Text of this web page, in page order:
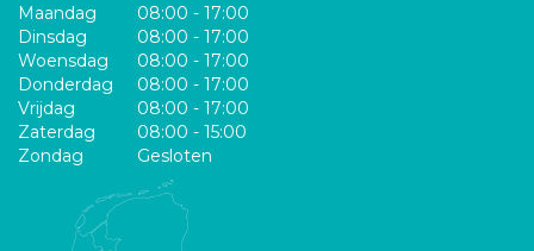
Maandag
08:00 - 17:00
Dinsdag
08:00 - 17:00
Woensdag
08:00 - 17:00
Donderdag
08:00 - 17:00
Vrijdag
08:00 - 17:00
Zaterdag
08:00 - 15:00
Zondag
Gesloten